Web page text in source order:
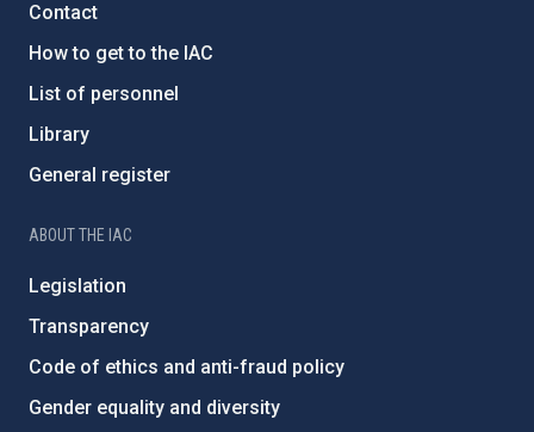
Contact
How to get to the IAC
List of personnel
Library
General register
ABOUT THE IAC
Legislation
Transparency
Code of ethics and anti-fraud policy
Gender equality and diversity